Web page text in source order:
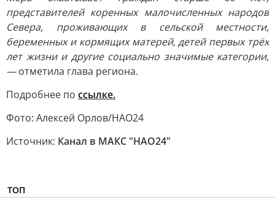
представителей коренных малочисленных народов
Севера, проживающих в сельской местности,
беременных и кормящих матерей, детей первых трёх
лет жизни и другие социально значимые категории,
—отметила глава региона.
Подробнее по ссылке.
Фото: Алексей Орлов/НАО24
Источник: Канал в МАКС "НАО24"
ТОП